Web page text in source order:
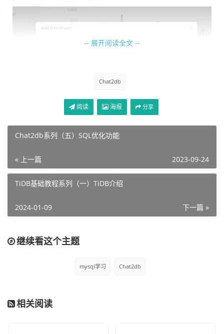
然后我们就可以在左侧看到新创建的BI报表了：
以直接写sql，也可以AI智能生成，首先我们选择对应的数据
-- 展开阅读全文 --
Chat2db
阅读 海报 分享
Chat2db系列（五）SQL优化功能
« 上一篇 2023-09-24
TiDB基础教程系列（一）TiDB介绍
下一篇 »
2024-01-09
继续看这个主题
mysql学习 Chat2db
相关阅读